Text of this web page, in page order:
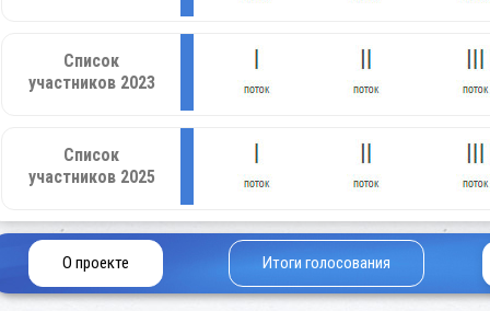
Список
участников 2023
Список
участников 2025
О проекте Итоги голосования